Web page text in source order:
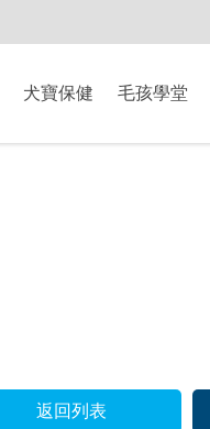
犬寶保健 毛孩學堂
返回列表